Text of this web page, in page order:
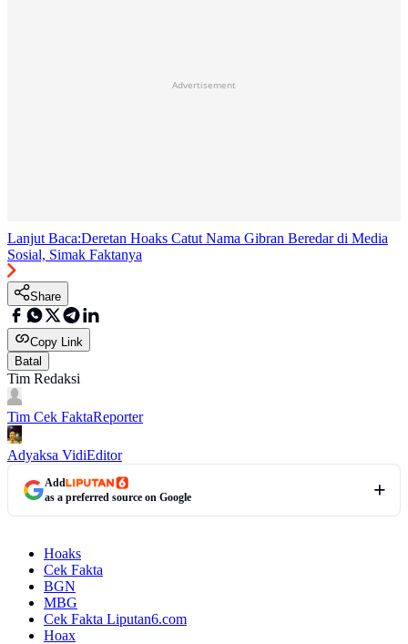
Advertisement
Lanjut Baca:Deretan Hoaks Catut Nama Gibran Beredar di Media
Sosial, Simak Faktanya
Share
Copy Link
Batal
Tim Redaksi
Tim Cek FaktaReporter
Adyaksa VidiEditor
Add
as a preferred source on Google
Hoaks
Cek Fakta
BGN
MBG
Cek Fakta Liputan6.com
Hoax